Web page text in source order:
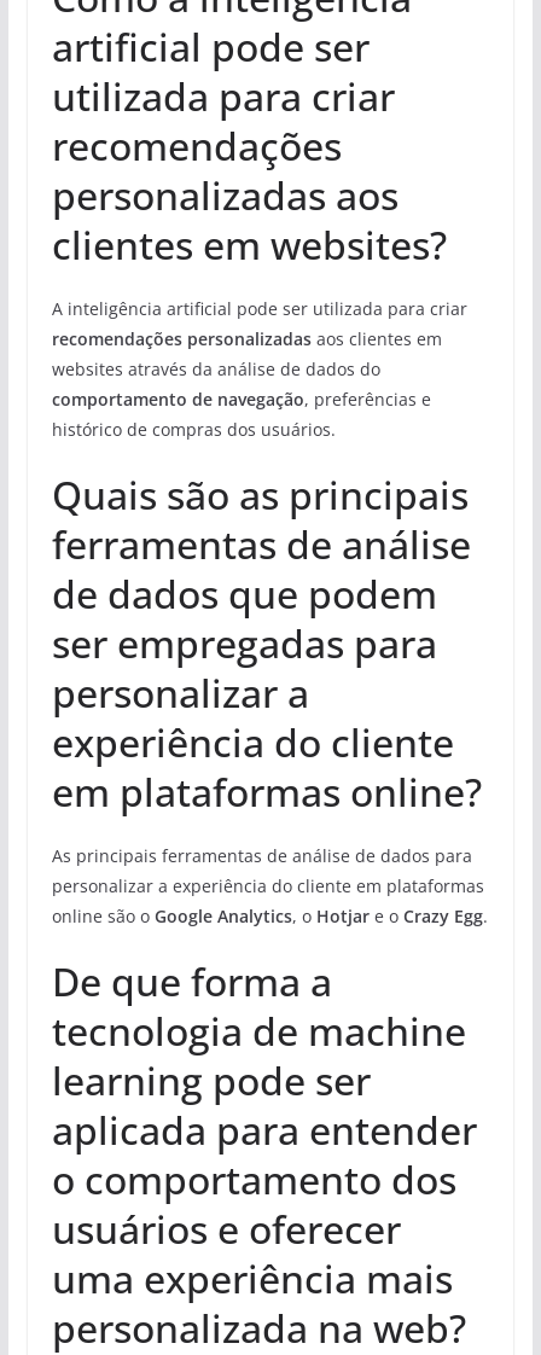
artificial pode ser
utilizada para criar
recomendações
personalizadas aos
clientes em websites?
A inteligência artificial pode ser utilizada para criar
recomendações personalizadasaos clientes em
websites através da análise de dados do
comportamento de navegação, preferências e
histórico de compras dos usuários.
Quais são as principais
ferramentas de análise
de dados que podem
ser empregadas para
personalizar a
experiência do cliente
em plataformas online?
As principais ferramentas de análise de dados para
personalizar a experiência do cliente em plataformas
online são o Google Analytics, o Hotjare o Crazy Egg.
De que forma a
tecnologia de machine
learning pode ser
aplicada para entender
o comportamento dos
usuários e oferecer
uma experiência mais
personalizada na web?